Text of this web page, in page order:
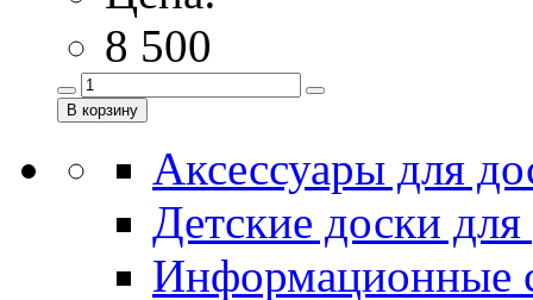
8 500
Аксессуары для
Детские доски
Информационные